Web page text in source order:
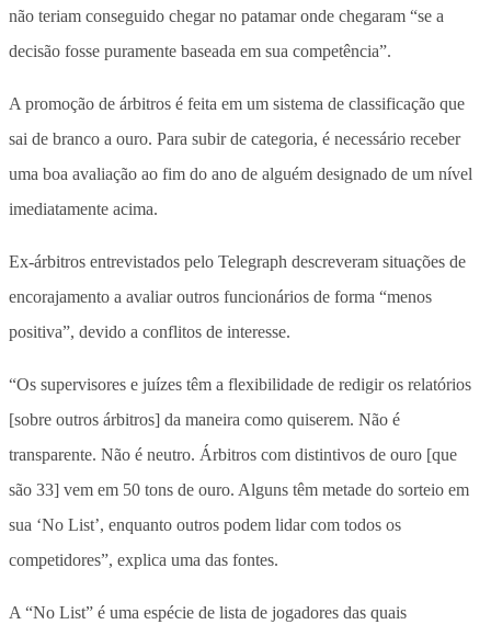
não teriam conseguido chegar no patamar onde chegaram “se a
decisão fosse puramente baseada em sua competência”.
A promoção de árbitros é feita em um sistema de classificação que
sai de branco a ouro. Para subir de categoria, é necessário receber
uma boa avaliação ao fim do ano de alguém designado de um nível
imediatamente acima.
Ex-árbitros entrevistados pelo Telegraph descreveram situações de
encorajamento a avaliar outros funcionários de forma “menos
positiva”, devido a conflitos de interesse.
“Os supervisores e juízes têm a flexibilidade de redigir os relatórios
[sobre outros árbitros] da maneira como quiserem. Não é
transparente. Não é neutro. Árbitros com distintivos de ouro [que
são 33] vem em 50 tons de ouro. Alguns têm metade do sorteio em
sua ‘No List’, enquanto outros podem lidar com todos os
competidores”, explica uma das fontes.
A “No List” é uma espécie de lista de jogadores das quais